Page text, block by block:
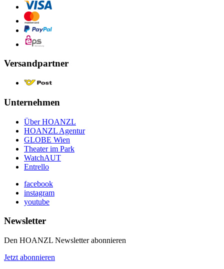
Versandpartner
Unternehmen
Über HOANZL
HOANZL Agentur
GLOBE Wien
Theater im Park
WatchAUT
Entrello
facebook
instagram
youtube
Newsletter
Den HOANZL Newsletter abonnieren
Jetzt abonnieren